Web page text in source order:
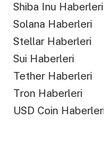
Shiba Inu Haberleri
Solana Haberleri
Stellar Haberleri
Sui Haberleri
Tether Haberleri
Tron Haberleri
USD Coin Haberleri